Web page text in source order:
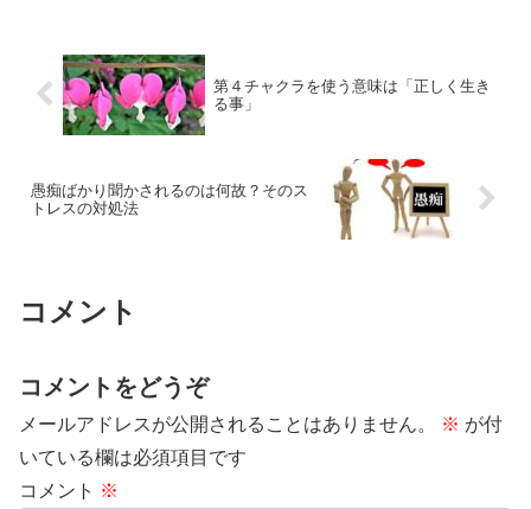
第４チャクラを使う意味は「正しく生き
る事」
愚痴ばかり聞かされるのは何故？そのス
トレスの対処法
コメント
コメントをどうぞ
メールアドレスが公開されることはありません。 ※ が付
いている欄は必須項目です
コメント ※